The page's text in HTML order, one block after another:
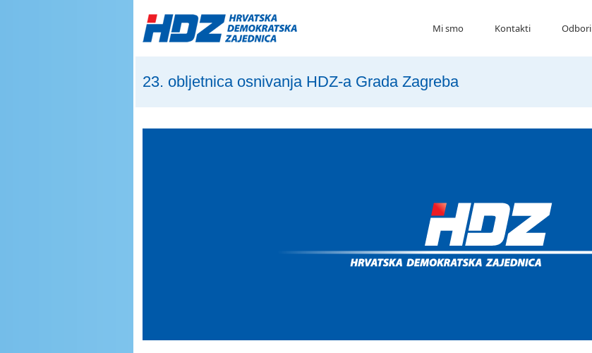
Odbori
Kontakti
Mi smo
23. obljetnica osnivanja HDZ-a Grada Zagreba